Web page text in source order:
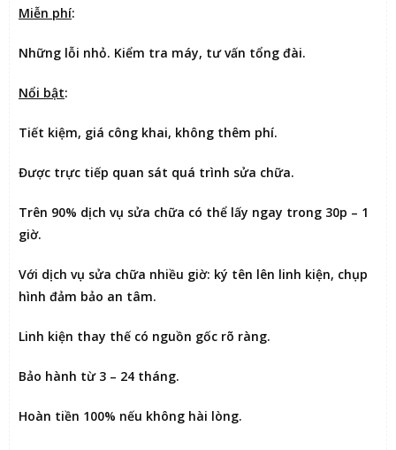
Miễn phí:
Những lỗi nhỏ. Kiểm tra máy, tư vấn tổng đài.
Nổi bật:
Tiết kiệm, giá công khai, không thêm phí.
Được trực tiếp quan sát quá trình sửa chữa.
Trên 90% dịch vụ sửa chữa có thể lấy ngay trong 30p – 1
giờ.
Với dịch vụ sửa chữa nhiều giờ: ký tên lên linh kiện, chụp
hình đảm bảo an tâm.
Linh kiện thay thế có nguồn gốc rõ ràng.
Bảo hành từ 3 – 24 tháng.
Hoàn tiền 100% nếu không hài lòng.